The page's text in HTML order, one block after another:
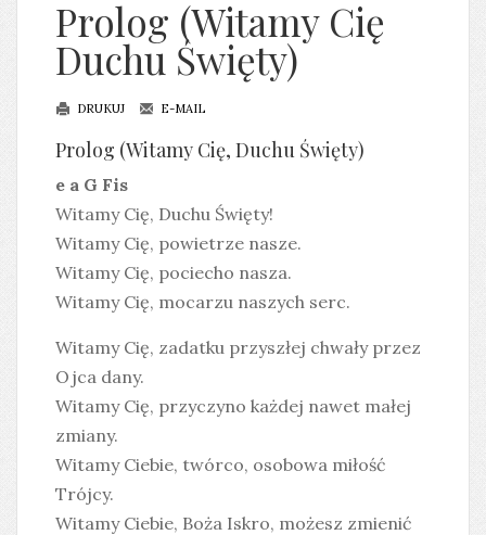
Prolog (Witamy Cię
Duchu Święty)
DRUKUJ E-MAIL
Prolog (Witamy Cię, Duchu Święty)
e a G Fis
Witamy Cię, Duchu Święty!
Witamy Cię, powietrze nasze.
Witamy Cię, pociecho nasza.
Witamy Cię, mocarzu naszych serc.
Witamy Cię, zadatku przyszłej chwały przez
Ojca dany.
Witamy Cię, przyczyno każdej nawet małej
zmiany.
Witamy Ciebie, twórco, osobowa miłość
Trójcy.
Witamy Ciebie, Boża Iskro, możesz zmienić